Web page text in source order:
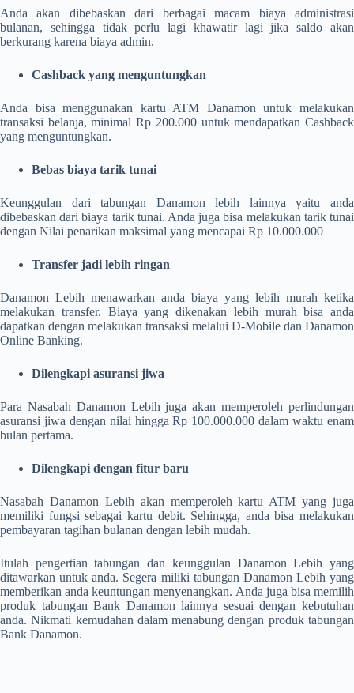
Anda akan dibebaskan dari berbagai macam biaya administrasi
bulanan, sehingga tidak perlu lagi khawatir lagi jika saldo akan
berkurang karena biaya admin.
Cashback yang menguntungkan
Anda bisa menggunakan kartu ATM Danamon untuk melakukan
transaksi belanja, minimal Rp 200.000 untuk mendapatkan Cashback
yang menguntungkan.
Bebas biaya tarik tunai
Keunggulan dari tabungan Danamon lebih lainnya yaitu anda
dibebaskan dari biaya tarik tunai. Anda juga bisa melakukan tarik tunai
dengan Nilai penarikan maksimal yang mencapai Rp 10.000.000
Transfer jadi lebih ringan
Danamon Lebih menawarkan anda biaya yang lebih murah ketika
melakukan transfer. Biaya yang dikenakan lebih murah bisa anda
dapatkan dengan melakukan transaksi melalui D-Mobile dan Danamon
Online Banking.
Dilengkapi asuransi jiwa
Para Nasabah Danamon Lebih juga akan memperoleh perlindungan
asuransi jiwa dengan nilai hingga Rp 100.000.000 dalam waktu enam
bulan pertama.
Dilengkapi dengan fitur baru
Nasabah Danamon Lebih akan memperoleh kartu ATM yang juga
memiliki fungsi sebagai kartu debit. Sehingga, anda bisa melakukan
pembayaran tagihan bulanan dengan lebih mudah.
Itulah pengertian tabungan dan keunggulan Danamon Lebih yang
ditawarkan untuk anda. Segera miliki tabungan Danamon Lebih yang
memberikan anda keuntungan menyenangkan. Anda juga bisa memilih
produk tabungan Bank Danamon lainnya sesuai dengan kebutuhan
anda. Nikmati kemudahan dalam menabung dengan produk tabungan
Bank Danamon.